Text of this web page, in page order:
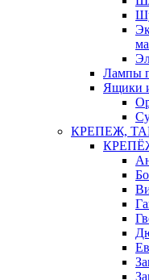
Лампы
Ящики
КРЕПЕЖ,